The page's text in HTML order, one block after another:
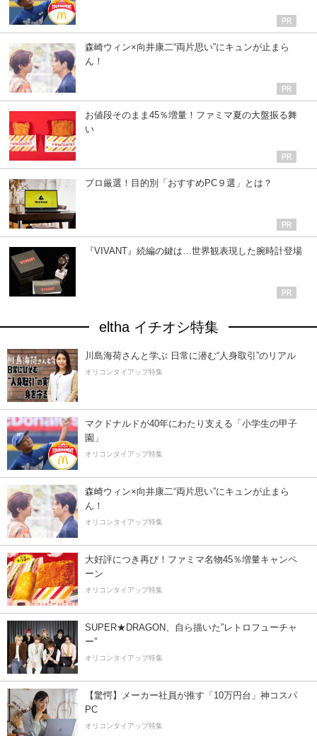
森崎ウィン×向井康二“両片思い”にキュンが止まら
ん！
お値段そのまま45％増量！ファミマ夏の大盤振る舞
い
プロ厳選！目的別「おすすめPC９選」とは？
『VIVANT』続編の鍵は…世界観表現した腕時計登場
eltha イチオシ特集
川島海荷さんと学ぶ 日常に潜む“人身取引”のリアル
オリコンタイアップ特集
マクドナルドが40年にわたり支える「小学生の甲子
園」
オリコンタイアップ特集
森崎ウィン×向井康二“両片思い”にキュンが止まら
ん！
オリコンタイアップ特集
大好評につき再び！ファミマ名物45％増量キャンペ
ーン
オリコンタイアップ特集
SUPER★DRAGON、自ら描いた”レトロフューチャ
ー”
オリコンタイアップ特集
【驚愕】メーカー社員が推す「10万円台」神コスパ
PC
オリコンタイアップ特集